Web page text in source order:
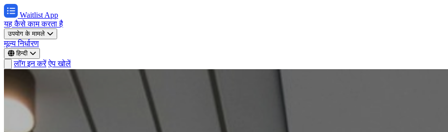
Waitlist App
यह कैसे काम करता है
उपयोग के मामले
मूल्य निर्धारण
हिन्दी
लॉग इन करें ऐप खोलें